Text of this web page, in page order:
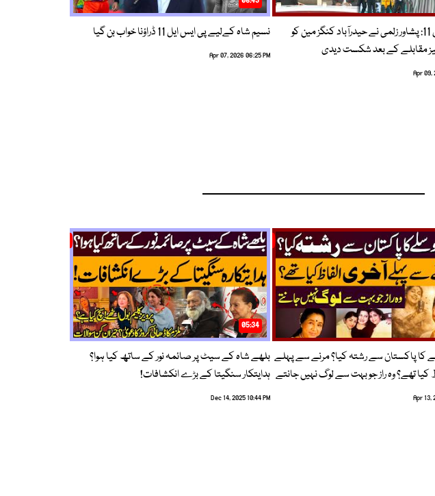
پی ایس ایل 11: پشاور زلمی نے حیدرآباد کنگز مین کو
مقابلے کے بعد شکست دیدی
Apr 09,
نسیم شاہ کےلیے پی ایس ایل 11 ڈراؤنا خواب بن گیا
Apr 07, 2026 06:25 PM
کا پاکستان سے رشتہ کیا؟ مرنے سے پہلے
کیا تھے؟ وہ راز جو بہت سے لوگ نہیں جانتے
Apr 13,
05:34
بلھے شاہ کے سیٹ پر صائمہ نور کے ساتھ کیا ہوا؟
ہدایتکار سنگیتا کے بڑے انکشافات!
Dec 14, 2025 10:44 PM